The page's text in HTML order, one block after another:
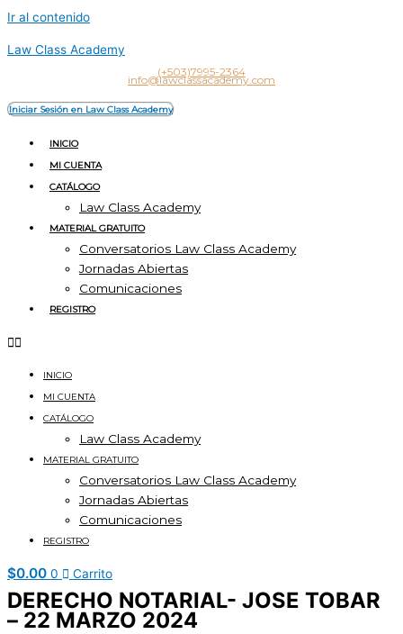
Ir al contenido
Law Class Academy
(+503)7995-2364
info@lawclassacademy.com
Iniciar Sesión en Law Class Academy
INICIO
MI CUENTA
CATÁLOGO
Law Class Academy
MATERIAL GRATUITO
Conversatorios Law Class Academy
Jornadas Abiertas
Comunicaciones
REGISTRO
INICIO
MI CUENTA
CATÁLOGO
Law Class Academy
MATERIAL GRATUITO
Conversatorios Law Class Academy
Jornadas Abiertas
Comunicaciones
REGISTRO
$0.00 0 Carrito
DERECHO NOTARIAL- JOSE TOBAR
– 22 MARZO 2024